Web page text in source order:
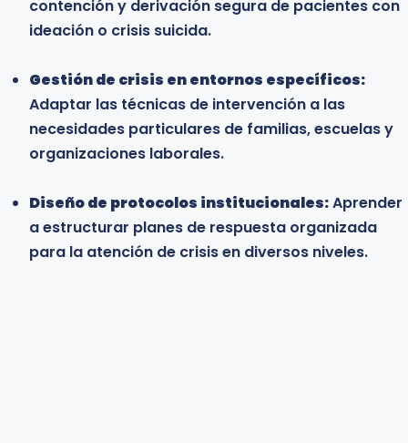
contención y derivación segura de pacientes con
ideación o crisis suicida.
Gestión de crisis en entornos específicos:
Adaptar las técnicas de intervención a las
necesidades particulares de familias, escuelas y
organizaciones laborales.
Diseño de protocolos institucionales:Aprender
a estructurar planes de respuesta organizada
para la atención de crisis en diversos niveles.
gestionar crisis dentro de instituciones
educativas o ambientes de trabajo.
Estudiantes universitarios y profesionales en
formación: Estudiantes de psicología, medicina
y disciplinas afines interesados en adquirir una
base sólida y especializada en uno de los
clínica y social contemporánea.